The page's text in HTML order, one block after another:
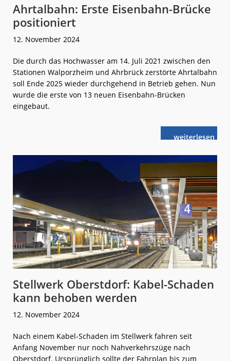
Ahrtalbahn: Erste Eisenbahn-Brücke
positioniert
12. November 2024
Die durch das Hochwasser am 14. Juli 2021 zwischen den
Stationen Walporzheim und Ahrbrück zerstörte Ahrtalbahn
soll Ende 2025 wieder durchgehend in Betrieb gehen. Nun
wurde die erste von 13 neuen Eisenbahn-Brücken
eingebaut.
weiterlese
nAhrtalbahn:
positioniert
Stellwerk Oberstdorf: Kabel-Schaden
kann behoben werden
12. November 2024
Nach einem Kabel-Schaden im Stellwerk fahren seit
Anfang November nur noch Nahverkehrszüge nach
Oberstdorf. Ursprünglich sollte der Fahrplan bis zum